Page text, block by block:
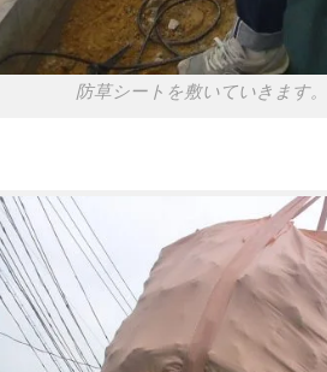
防草シートを敷いていきます。